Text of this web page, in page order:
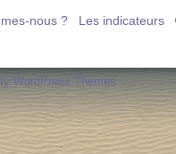
nous ? Les indicateurs
WordPress Themes